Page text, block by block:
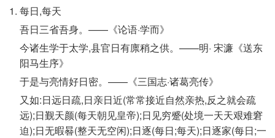
每日,每天
吾日三省吾身。——《论语·学而》
今诸生学于太学,县官日有廪稍之供。——明· 宋濂《送东
阳马生序》
于是与亮情好日密。——《三国志·诸葛亮传》
又如:日远日疏,日亲日近(常常接近自然亲热,反之就会疏
远);日觐天颜(每天朝见皇帝);日见穷蹙(处境一天天艰难窘
迫);日无暇晷(整天无空闲);日逐(每日;每天);日逐家(每日;一